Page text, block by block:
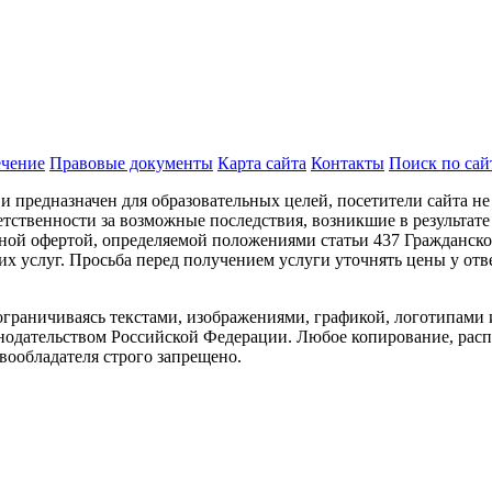
Правовые документы Карта сайта Контакты Поиск по
для образовательных целей, посетители сайта
за возможные последствия, возникшие в
офертой, определяемой положениями статьи 437
услуг. Просьба перед получением услуги уточнять цены у
текстами, изображениями, графикой,
Российской Федерации. Любое копирование,
строго запрещено.